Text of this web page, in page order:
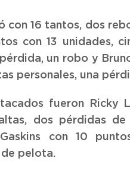
con 16 tantos, dos
con 13 unidades,
un robo y
personales, una
fueron
dos pérdidas
con 10
pelota.